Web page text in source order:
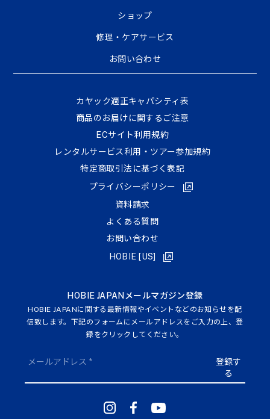
ショップ
修理・ケアサービス
お問い合わせ
HOBIE JAPANメールマガジン登録
HOBIE JAPANに関する最新情報やイベントなどのお知らせを配
信致します。下記のフォームにメールアドレスをご入力の上、登
録をクリックしてください。
カヤック適正キャパシティ表
商品のお届けに関するご注意
ECサイト利⽤規約
レンタルサービス利用・ツアー参加規約
特定商取引法に基づく表記
プライバシーポリシー
資料請求
よくある質問
お問い合わせ
HOBIE [US]